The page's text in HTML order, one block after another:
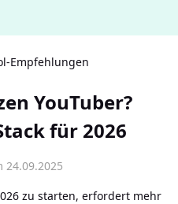
Empfehlungen
YouTuber?
für 2026
zu starten, erfordert mehr